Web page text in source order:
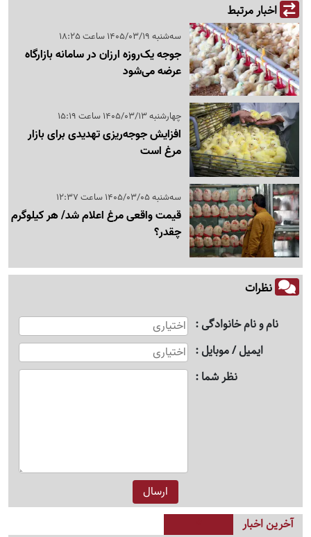
اخبار مرتبط
سه‌شنبه 1405/03/19 ساعت 18:25
جوجه یک‌روزه ارزان در سامانه بازارگاه
عرضه می‌شود
چهارشنبه 1405/03/13 ساعت 15:19
افزایش جوجه‌ریزی تهدیدی برای بازار
مرغ است
سه‌شنبه 1405/03/05 ساعت 12:37
قیمت واقعی مرغ اعلام شد/ هر کیلوگرم
چقدر؟
نظرات
نام و نام خانوادگی
ایمیل / موبایل
نظر شما
آخرین اخبار